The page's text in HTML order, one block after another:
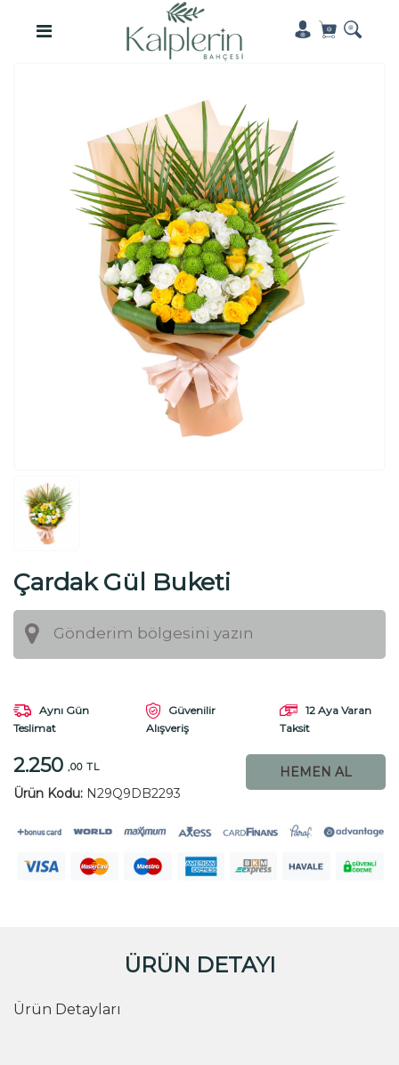
Çardak Gül Buketi
Aynı Gün
Teslimat
Güvenilir
Alışveriş
12 Aya Varan
Taksit
2.250 ,00 TL
Ürün Kodu: N29Q9DB2293
HEMEN AL
ÜRÜN DETAYI
Ürün Detayları